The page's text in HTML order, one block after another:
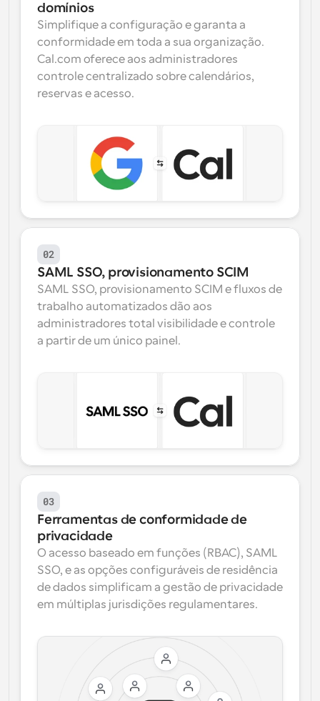
domínios
Simplifique a configuração e garanta a
conformidade em toda a sua organização.
Cal.com oferece aos administradores
controle centralizado sobre calendários,
reservas e acesso.
02
SAML SSO, provisionamento SCIM
SAML SSO, provisionamento SCIM e fluxos de
trabalho automatizados dão aos
administradores total visibilidade e controle
a partir de um único painel.
03
Ferramentas de conformidade de
privacidade
O acesso baseado em funções (RBAC), SAML
SSO, e as opções configuráveis de residência
de dados simplificam a gestão de privacidade
em múltiplas jurisdições regulamentares.